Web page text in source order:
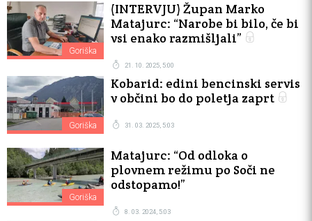
Goriška
(INTERVJU) Župan Marko
Matajurc: “Narobe bi bilo, če bi
vsi enako razmišljali”
21. 10. 2025, 5:00
Goriška
Kobarid: edini bencinski servis
v občini bo do poletja zaprt
31. 03. 2025, 5:03
Goriška
Matajurc: “Od odloka o
plovnem režimu po Soči ne
odstopamo!”
8. 03. 2024, 5:03